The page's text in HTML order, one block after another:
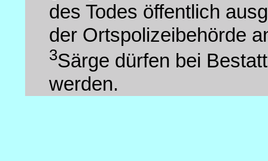
des Todes öffentlich
der Ortspolizeibehörde
3Särge dürfen bei
werden.